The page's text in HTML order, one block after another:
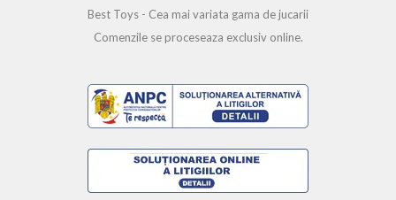
Best Toys - Cea mai variata gama de jucarii
Comenzile se proceseaza exclusiv online.